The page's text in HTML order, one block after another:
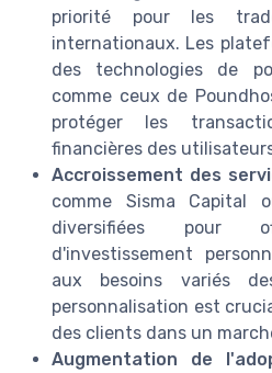
priorité pour les
internationaux. Les
des technologies de
comme ceux de
protéger les
financières des
Accroissement des
comme Sisma Capital
diversifiées pour
d'investissement
aux besoins variés
personnalisation est
des clients dans un
Augmentation de